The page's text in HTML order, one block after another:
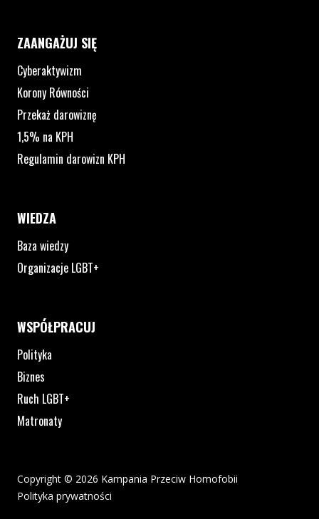
ZAANGAŻUJ SIĘ
Cyberaktywizm
Korony Równości
Przekaż darowiznę
1,5% na KPH
Regulamin darowizn KPH
WIEDZA
Baza wiedzy
Organizacje LGBT+
WSPÓŁPRACUJ
Polityka
Biznes
Ruch LGBT+
Matronaty
Copyright © 2026 Kampania Przeciw Homofobii
Polityka prywatności